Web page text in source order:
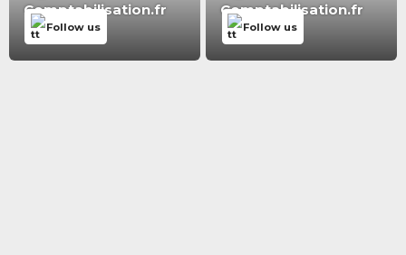
Comptabilisation.fr
Follow us
Comptabilisation.fr
Follow us